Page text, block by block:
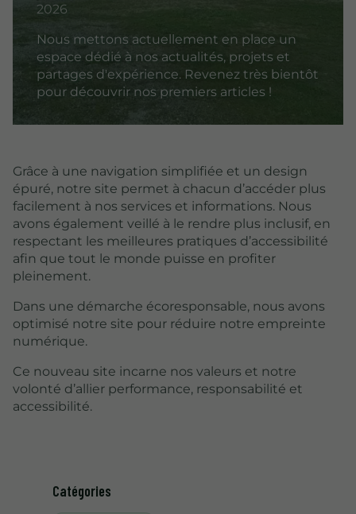
Catégories
2026
Nous mettons actuellement en place un
espace dédié à nos actualités, projets et
partages d'expérience. Revenez très bientôt
pour découvrir nos premiers articles !
Grâce à une navigation simplifiée et un design
épuré, notre site permet à chacun d’accéder plus
facilement à nos services et informations. Nous
avons également veillé à le rendre plus inclusif, en
respectant les meilleures pratiques d’accessibilité
afin que tout le monde puisse en profiter
pleinement.
Dans une démarche écoresponsable, nous avons
optimisé notre site pour réduire notre empreinte
numérique.
Ce nouveau site incarne nos valeurs et notre
volonté d’allier performance, responsabilité et
accessibilité.